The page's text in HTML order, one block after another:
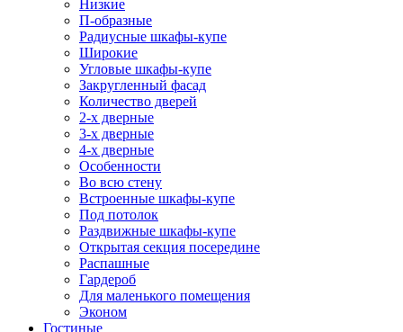
Низкие
П-образные
Радиусные шкафы-купе
Широкие
Угловые шкафы-купе
Закругленный фасад
Количество дверей
2-х дверные
3-х дверные
4-х дверные
Особенности
Во всю стену
Встроенные шкафы-купе
Под потолок
Раздвижные шкафы-купе
Открытая секция посередине
Распашные
Гардероб
Для маленького помещения
Эконом
Гостиные